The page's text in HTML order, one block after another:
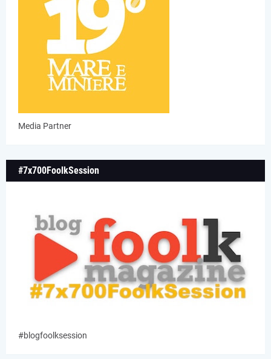
Media Partner
#7x700FoolkSession
#blogfoolksession